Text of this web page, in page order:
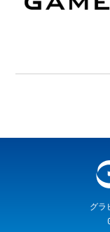
グラ